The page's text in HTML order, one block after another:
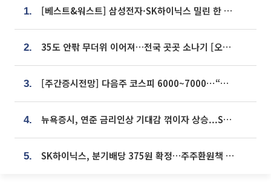
1. [베스트&워스트] 삼성전자·SK하이닉스 밀린 한 주…상상인증권은 85% 급등
2. 35도 안팎 무더위 이어져…전국 곳곳 소나기 [오늘 날씨]
3. [주간증시전망] 다음주 코스피 6000~7000⋯“外人 수급은 정책이 변수”
4. 뉴욕증시, 연준 금리인상 기대감 꺾이자 상승...S&P500 사상 최고치 [종합]
5. SK하이닉스, 분기배당 375원 확정…주주환원책 9월로 앞당겨 발표